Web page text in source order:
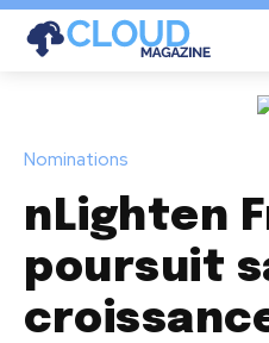
Nominations
nLighten
poursuit